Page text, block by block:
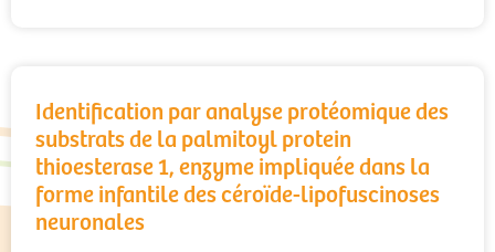
Identification par analyse protéomique des
substrats de la palmitoyl protein
thioesterase 1, enzyme impliquée dans la
forme infantile des céroïde-lipofuscinoses
neuronales